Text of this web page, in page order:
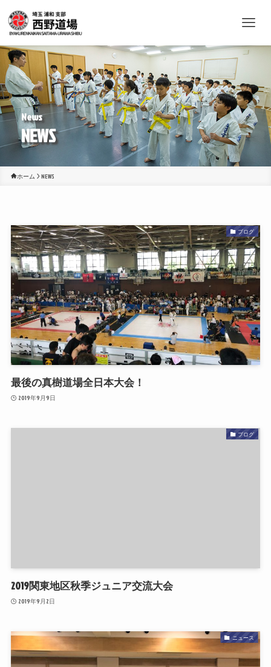
NEWS
ホーム NEWS
ブログ
最後の真樹道場全日本大会！
2019年9月9日
ブログ
2019関東地区秋季ジュニア交流大会
2019年9月2日
ニュース